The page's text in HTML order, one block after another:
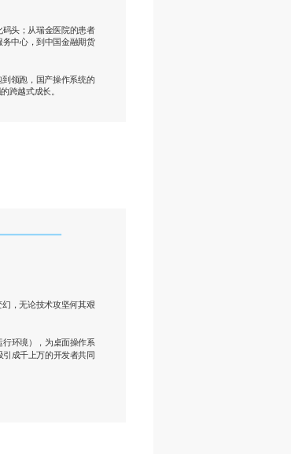
码头；从瑞金医院的患者
中心，到中国金融期货
领跑，国产操作系统的
跨越式成长。
，无论技术攻坚何其艰
行环境），为桌面操作系
成千上万的开发者共同